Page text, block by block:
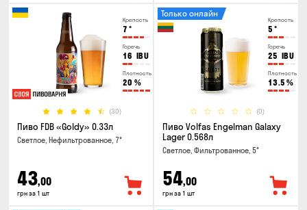
Крепость
7 °
Горечь
16 IBU
Плотность
20 %
(30)
Пиво FDB «Goldy» 0.33л
Светлое, Нефильтрованное, 7°
43,00
грн за 1 шт
Крепость
5 °
Горечь
25 IBU
Плотность
13.5 %
(0)
Только онлайн
Пиво Volfas Engelman Galaxy
Lager 0.568л
Светлое, Фильтрованное, 5°
54,00
грн за 1 шт